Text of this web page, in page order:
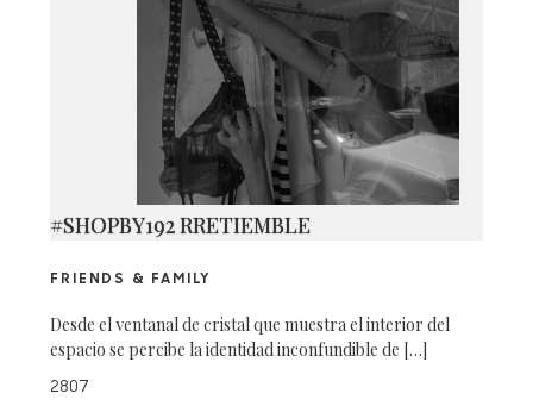
#SHOPBY192 RRETIEMBLE
FRIENDS & FAMILY
Desde el ventanal de cristal que muestra el interior del
espacio se percibe la identidad inconfundible de […]
2807